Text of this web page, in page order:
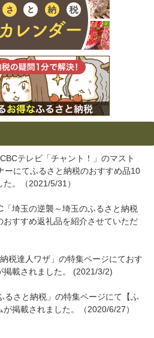
テレビ「チャント！」のマスト
ーにてふるさと納税のおすすめ品10
。（2021/5/31）
埼玉の逆襲～埼玉のふるさと納税
すすめ返礼品を紹介させていただ
税達人ワザ」の特集ページにておす
載されました。 (2021/3/2)
るさと納税」の特集ページにて【ふ
掲載されました。（2020/6/27）